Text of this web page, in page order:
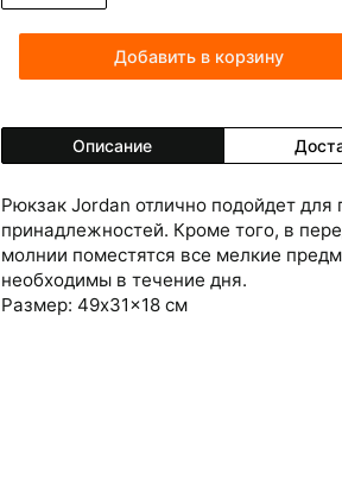
Добавить в корзину
Описание
Рюкзак Jordan отлично подойдет для
принадлежностей. Кроме того, в
молнии поместятся все мелкие
необходимы в течение дня.
Размер: 49x31x18 см